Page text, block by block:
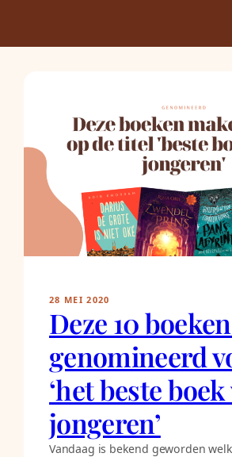
28 MEI 2020
Deze 10
genomineerd
‘het beste
jongeren’
Vandaag is bekend geworden